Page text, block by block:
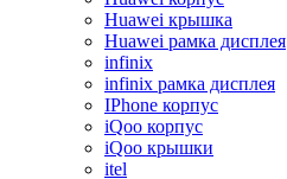
Huawei крышка
Huawei рамка дисплея
infinix
infinix рамка дисплея
IPhone корпус
iQoo корпус
iQoo крышки
itel